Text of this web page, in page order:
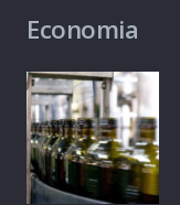
Economia